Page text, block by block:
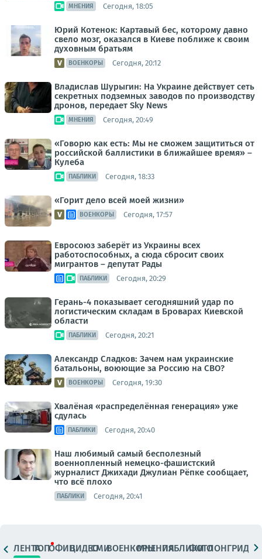
МНЕНИЯ Сегодня, 18:05
Юрий Котенок: Картавый бес, которому давно
свело мозг, оказался в Киеве поближе к своим
духовным братьям
ВОЕНКОРЫ Сегодня, 20:12
Владислав Шурыгин: На Украине действует сеть
секретных подземных заводов по производству
дронов, передает Sky News
МНЕНИЯ Сегодня, 20:49
«Говорю как есть: Мы не сможем защититься от
российской баллистики в ближайшее время» –
Кулеба
ПАБЛИКИ Сегодня, 18:33
«Горит дело всей моей жизни»
ВОЕНКОРЫ Сегодня, 17:57
Евросоюз заберёт из Украины всех
работоспособных, а сюда сбросит своих
мигрантов – депутат Рады
ПАБЛИКИ Сегодня, 20:29
Герань-4 показывает сегодняшний удар по
логистическим складам в Броварах Киевской
области
ПАБЛИКИ Сегодня, 20:21
Александр Сладков: Зачем нам украинские
батальоны, воюющие за Россию на СВО?
ВОЕНКОРЫ Сегодня, 19:30
Хвалёная «распределённая генерация» уже
сдулась
ПАБЛИКИ Сегодня, 20:40
Наш любимый самый бесполезный
военнопленный немецко-фашистский
журналист Джихади Джулиан Рёпке сообщает,
что всё плохо
ПАБЛИКИ Сегодня, 20:41
ЛЕНТАТОПОФИЦ.ВИДЕОСМИВОЕНКОРЫМНЕНИЯПАБЛИКИ
ФОТОЛОНГРИДЫ